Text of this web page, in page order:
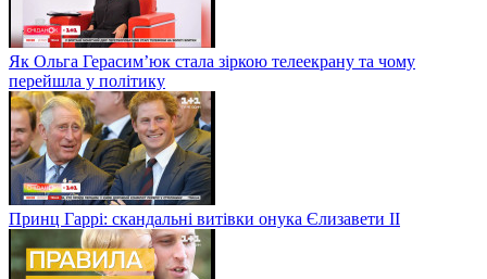
Як Ольга Герасим’юк стала зіркою телеекрану та чому
перейшла у політику
Принц Гаррі: скандальні витівки онука Єлизавети II